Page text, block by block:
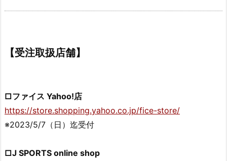
【受注取扱店舗】
□ファイス Yahoo!店
https://store.shopping.yahoo.co.jp/fice-store/
※2023/5/7（日）迄受付
□J SPORTS online shop